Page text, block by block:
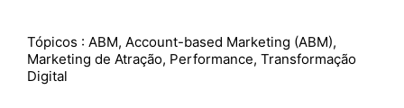
Tópicos : ABM, Account-based Marketing (ABM),
Marketing de Atração, Performance, Transformação
Digital